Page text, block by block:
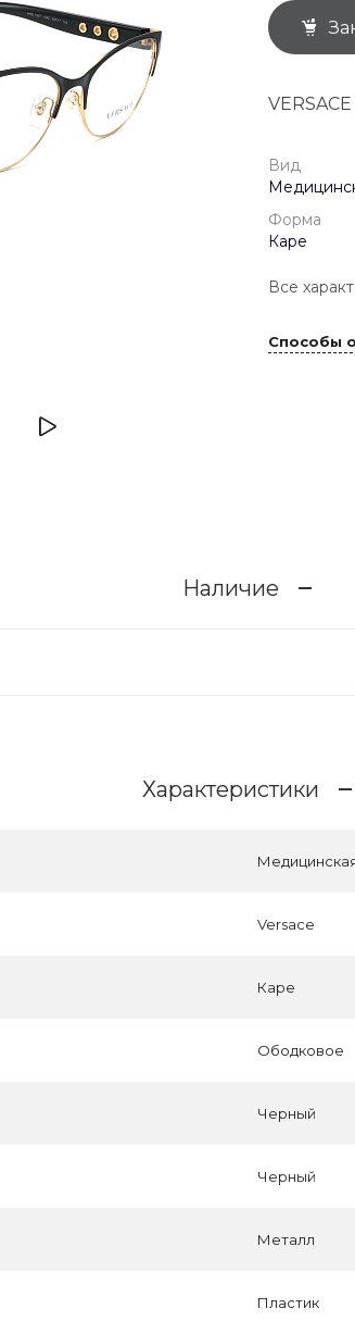
Вид
Форма
Каре
Все
Способы
Наличие
Характеристики
Versace
Каре
Ободковое
Черный
Черный
Металл
Пластик